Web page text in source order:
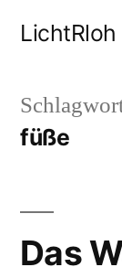
LichtRloh
füße
Das